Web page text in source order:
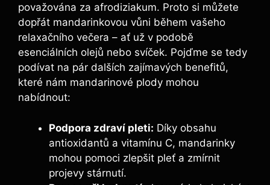
považována za afrodiziakum. Proto si můžete
dopřát mandarinkovou vůni během vašeho
relaxačního večera – ať už v podobě
esenciálních olejů nebo svíček. Pojďme se tedy
podívat na pár dalších zajímavých benefitů,
které nám mandarinové plody mohou
nabídnout:
Podpora zdraví pleti: Díky obsahu
antioxidantů a vitamínu C, mandarinky
mohou pomoci zlepšit pleť a zmírnit
projevy stárnutí.